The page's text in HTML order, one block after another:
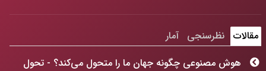
مقالات نظرسنجی
آمار
هوش مصنوعی چگونه جهان ما را متحول می‌کند؟ - تحول